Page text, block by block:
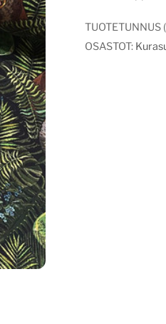
TUOTETUNNUS
OSASTOT: